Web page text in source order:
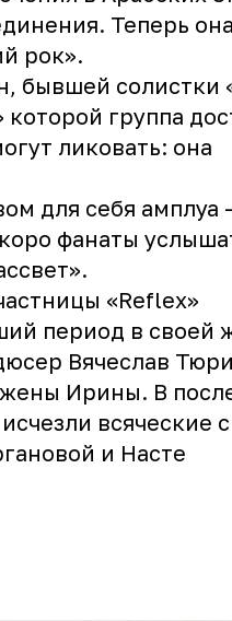
Теперь
рок».
бывшей солистки
группа
ликовать: она
для себя амплуа
фанаты
«Reflex»
период в своей
Вячеслав
жены Ирины. В
всяческие
и Насте